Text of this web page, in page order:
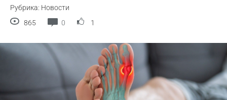
Рубрика: Новости
865
0 1